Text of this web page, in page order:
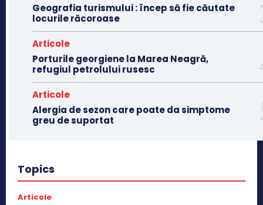
Geografia turismului : încep să fie căutate
locurile răcoroase
Articole
Porturile georgiene la Marea Neagră,
refugiul petrolului rusesc
Articole
Alergia de sezon care poate da simptome
greu de suportat
Topics
Articole